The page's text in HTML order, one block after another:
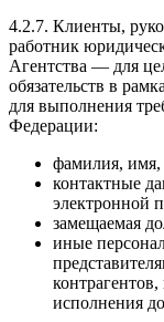
4.2.7. Клиенты,
работник
Агентства — для
обязательств в
для выполнения
Федерации:
фамилия, имя,
контактные
электронной
замещаемая
иные
исполнения